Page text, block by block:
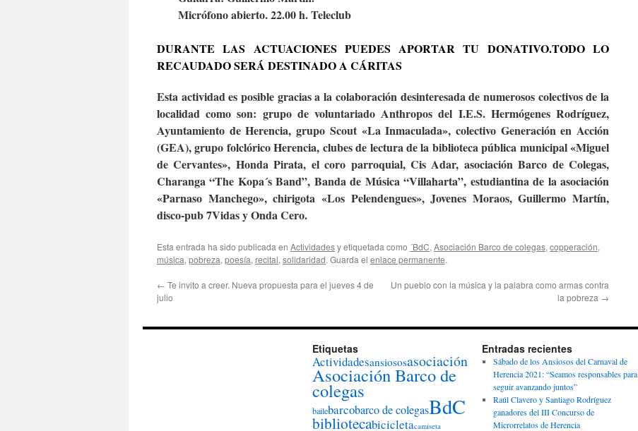
Micrófono abierto. 22.00 h. Teleclub
DURANTE LAS ACTUACIONES PUEDES APORTAR TU DONATIVO.TODO LO
RECAUDADO SERÁ DESTINADO A CÁRITAS
Esta actividad es posible gracias a la colaboración desinteresada de numerosos colectivos de la
localidad como son: grupo de voluntariado Anthropos del I.E.S. Hermógenes Rodríguez,
Ayuntamiento de Herencia, grupo Scout «La Inmaculada», colectivo Generación en Acción
(GEA), grupo folclórico Herencia, clubes de lectura de la biblioteca pública municipal «Miguel
de Cervantes», Honda Pirata, el coro parroquial, Cis Adar, asociación Barco de Colegas,
Charanga “The Kopa´s Band”, Banda de Música “Villaharta”, estudiantina de la asociación
«Parnaso Manchego», chirigota «Los Pelendengues», Jovenes Moraos, Guillermo Martín,
disco-pub 7Vidas y Onda Cero.
Esta entrada ha sido publicada en Actividadesy etiquetada como ´BdC, Asociación Barco de colegas, copperación,
música, pobreza, poesía, recital, solidaridad. Guarda el enlace permanente.
← Te invito a creer. Nueva propuesta para el jueves 4 de
julio
Un pueblo con la música y la palabra como armas contra
la pobreza →
Etiquetas
Actividadesansiososasociación
Asociación Barco de
colegas
bailebarcobarco de colegasBdC
bibliotecabicicletacamiseta
Entradas recientes
Sábado de los Ansiosos del Carnaval de
Herencia 2021: “Seamos responsables para
seguir avanzando juntos”
Raúl Clavero y Santiago Rodríguez
ganadores del III Concurso de
Microrrelatos de Herencia